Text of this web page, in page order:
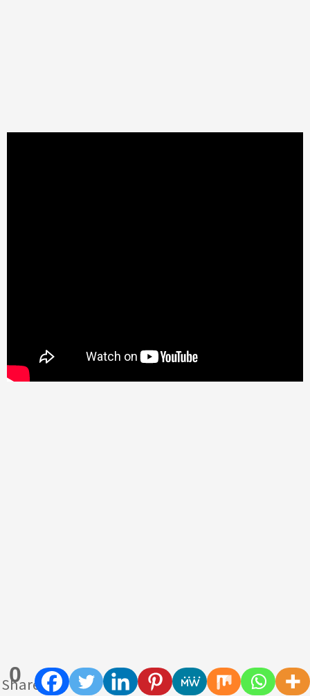
0
Shares